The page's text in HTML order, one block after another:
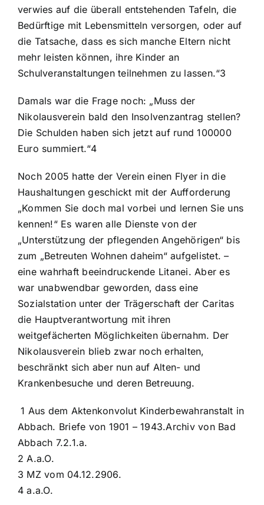
verwies auf die überall entstehenden Tafeln, die
Bedürftige mit Lebensmitteln versorgen, oder auf
die Tatsache, dass es sich manche Eltern nicht
mehr leisten können, ihre Kinder an
Schulveranstaltungen teilnehmen zu lassen.“3
Damals war die Frage noch: „Muss der
Nikolausverein bald den Insolvenzantrag stellen?
Die Schulden haben sich jetzt auf rund 100000
Euro summiert.“4
Noch 2005 hatte der Verein einen Flyer in die
Haushaltungen geschickt mit der Aufforderung
„Kommen Sie doch mal vorbei und lernen Sie uns
kennen!“ Es waren alle Dienste von der
„Unterstützung der pflegenden Angehörigen“ bis
zum „Betreuten Wohnen daheim“ aufgelistet. –
eine wahrhaft beeindruckende Litanei. Aber es
war unabwendbar geworden, dass eine
Sozialstation unter der Trägerschaft der Caritas
die Hauptverantwortung mit ihren
weitgefächerten Möglichkeiten übernahm. Der
Nikolausverein blieb zwar noch erhalten,
beschränkt sich aber nun auf Alten- und
Krankenbesuche und deren Betreuung.
1 Aus dem Aktenkonvolut Kinderbewahranstalt in
Abbach. Briefe von 1901 – 1943.Archiv von Bad
Abbach 7.2.1.a.
2 A.a.O.
3 MZ vom 04.12.2906.
4 a.a.O.